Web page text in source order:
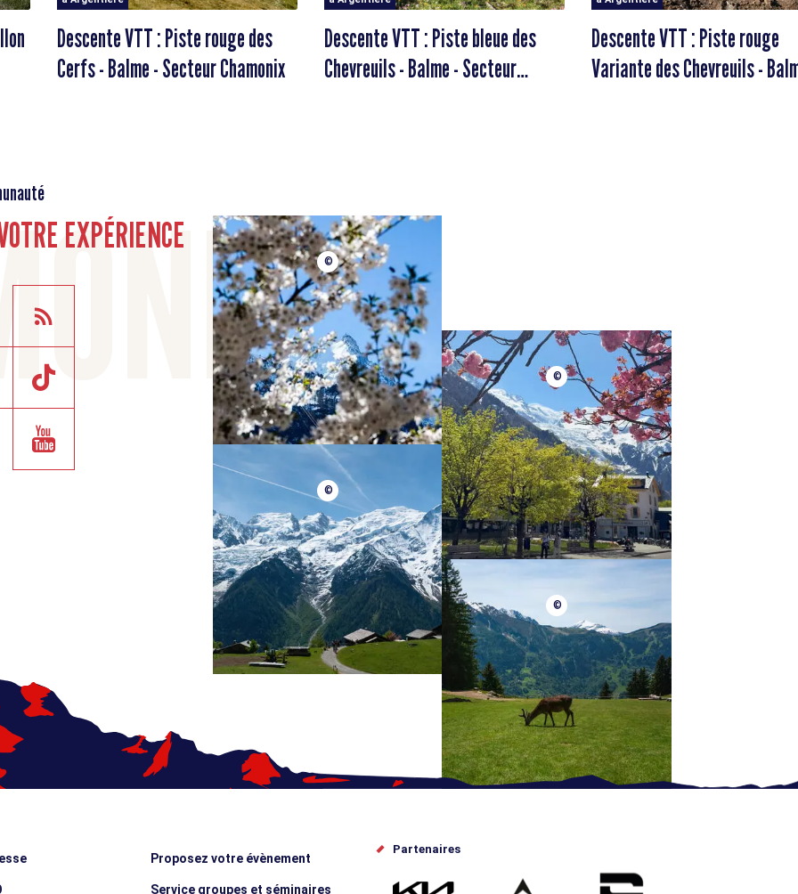
Descente VTT : Piste rouge des
Cerfs - Balme - Secteur Chamonix
Descente VTT : Piste bleue des
Chevreuils - Balme - Secteur
Descente VTT : Piste rouge
Variante des Chevreuils -
EXPÉRIENCE
©
©
©
©
Proposez votre évènement
Service groupes et séminaires
Partenaires